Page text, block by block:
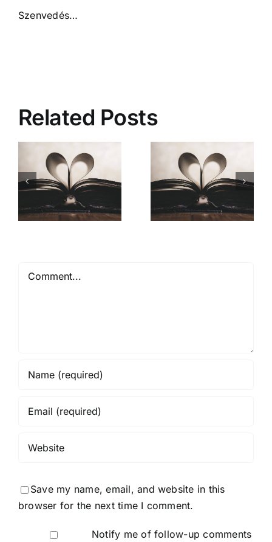
Szenvedés…
Related Posts
Save my name, email, and website in this
browser for the next time I comment.
Notify me of follow-up comments